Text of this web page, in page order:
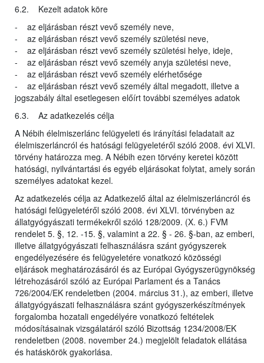
6.2. Kezelt adatok köre
- az eljárásban részt vevő személy neve,
- az eljárásban részt vevő személy születési neve,
- az eljárásban részt vevő személy születési helye, ideje,
- az eljárásban részt vevő személy anyja születési neve,
- az eljárásban részt vevő személy elérhetősége
- az eljárásban részt vevő személy által megadott, illetve a
jogszabály által esetlegesen előírt további személyes adatok
6.3. Az adatkezelés célja
A Nébih élelmiszerlánc felügyeleti és irányítási feladatait az
élelmiszerláncról és hatósági felügyeletéről szóló 2008. évi XLVI.
törvény határozza meg. A Nébih ezen törvény keretei között
hatósági, nyilvántartási és egyéb eljárásokat folytat, amely során
személyes adatokat kezel.
Az adatkezelés célja az Adatkezelő által az élelmiszerláncról és
hatósági felügyeletéről szóló 2008. évi XLVI. törvényben az
állatgyógyászati termékekről szóló 128/2009. (X. 6.) FVM
rendelet 5. §, 12. -15. §, valamint a 22. § - 26. §-ban, az emberi,
illetve állatgyógyászati felhasználásra szánt gyógyszerek
engedélyezésére és felügyeletére vonatkozó közösségi
eljárások meghatározásáról és az Európai Gyógyszerügynökség
létrehozásáról szóló az Európai Parlament és a Tanács
726/2004/EK rendeletben (2004. március 31.), az emberi, illetve
állatgyógyászati felhasználásra szánt gyógyszerkészítmények
forgalomba hozatali engedélyére vonatkozó feltételek
módosításainak vizsgálatáról szóló Bizottság 1234/2008/EK
rendeletben (2008. november 24.) megjelölt feladatok ellátása
és hatáskörök gyakorlása.